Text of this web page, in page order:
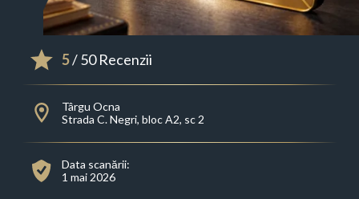
5/ 50 Recenzii
Târgu Ocna
Strada C. Negri, bloc A2, sc 2
Data scanării:
1 mai 2026